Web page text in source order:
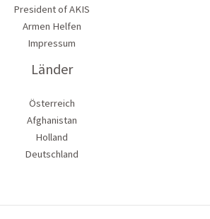
President of AKIS
Armen Helfen
Impressum
Länder
Österreich
Afghanistan
Holland
Deutschland